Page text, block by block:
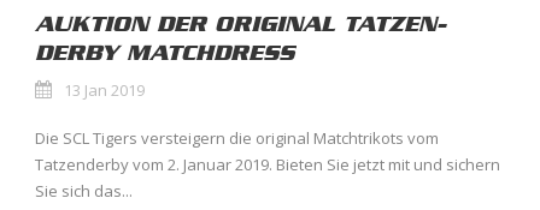
AUKTION DER ORIGINAL TATZEN-
DERBY MATCHDRESS
13 Jan 2019
Die SCL Tigers versteigern die original Matchtrikots vom
Tatzenderby vom 2. Januar 2019. Bieten Sie jetzt mit und sichern
Sie sich das...